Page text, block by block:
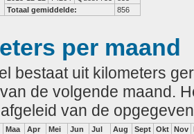
Totaal gemiddelde:
856
per maand
bestaat uit kilometers
de volgende maand.
van de
Maa Apr Mei Jun Jul Aug Sept Okt Nov